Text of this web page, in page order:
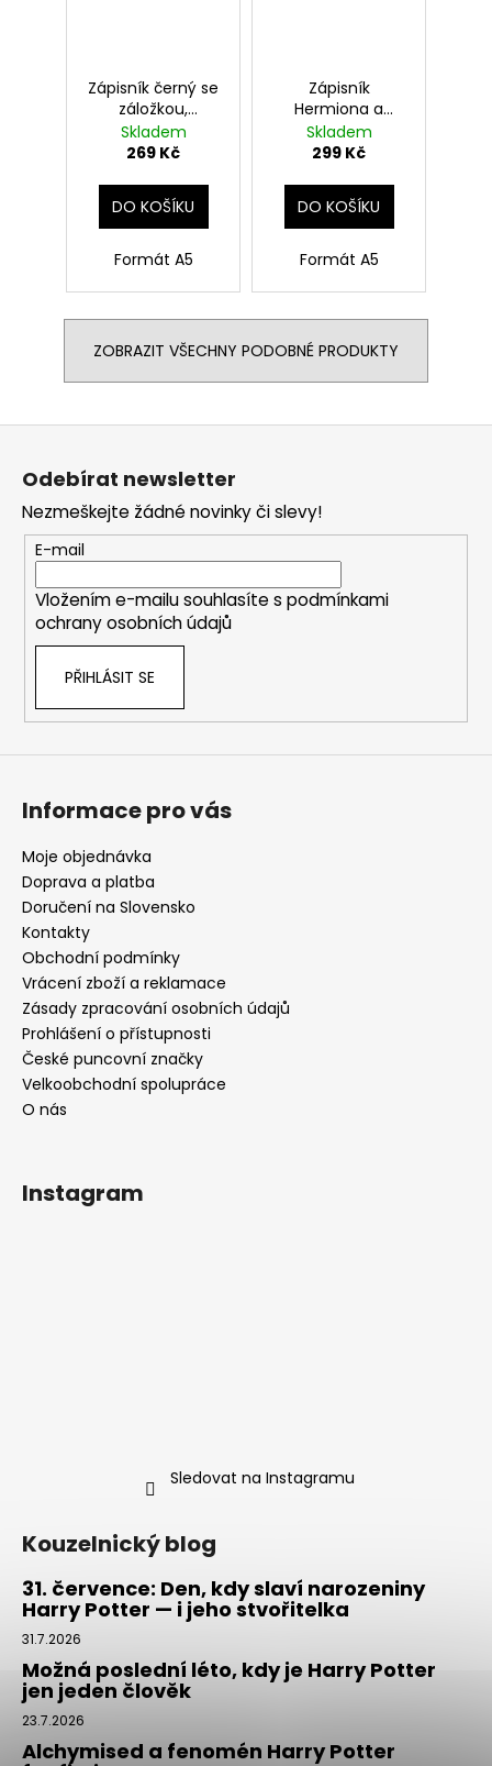
Zápisník černý se
záložkou,
Havraspár, Harry
Potter
Skladem
269 Kč
DO KOŠÍKU
Formát A5
Zápisník
Hermiona a
kouzla, Harry
Potter
Skladem
299 Kč
DO KOŠÍKU
Formát A5
ZOBRAZIT VŠECHNY PODOBNÉ PRODUKTY
Z
Odebírat newsletter
Nezmeškejte žádné novinky či slevy!
E-mail
Vložením e-mailu souhlasíte s podmínkami
ochrany osobních údajů
PŘIHLÁSIT SE
Informace pro vás
Moje objednávka
Doprava a platba
Doručení na Slovensko
Kontakty
Obchodní podmínky
Vrácení zboží a reklamace
Zásady zpracování osobních údajů
Prohlášení o přístupnosti
České puncovní značky
Velkoobchodní spolupráce
O nás
Instagram
Sledovat na Instagramu
Kouzelnický blog
31. července: Den, kdy slaví narozeniny
Harry Potter — i jeho stvořitelka
31.7.2026
Možná poslední léto, kdy je Harry Potter
jen jeden člověk
23.7.2026
Alchymised a fenomén Harry Potter